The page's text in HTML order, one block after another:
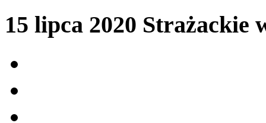
15 lipca 2020 Strażackie